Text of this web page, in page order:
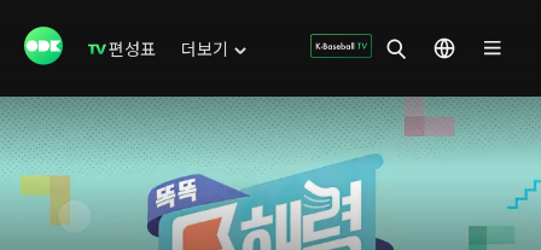
편성표 더보기